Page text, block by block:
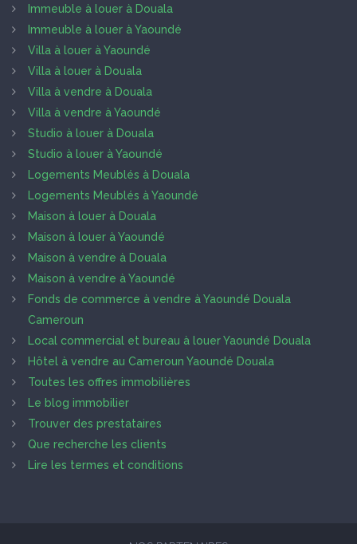
Immeuble à louer à Douala
Immeuble à louer à Yaoundé
Villa à louer à Yaoundé
Villa à louer à Douala
Villa à vendre à Douala
Villa à vendre à Yaoundé
Studio à louer à Douala
Studio à louer à Yaoundé
Logements Meublés à Douala
Logements Meublés à Yaoundé
Maison à louer à Douala
Maison à louer à Yaoundé
Maison à vendre à Douala
Maison à vendre à Yaoundé
Fonds de commerce à vendre à Yaoundé Douala
Cameroun
Local commercial et bureau à louer Yaoundé Douala
Hôtel à vendre au Cameroun Yaoundé Douala
Toutes les offres immobilières
Le blog immobilier
Trouver des prestataires
Que recherche les clients
Lire les termes et conditions